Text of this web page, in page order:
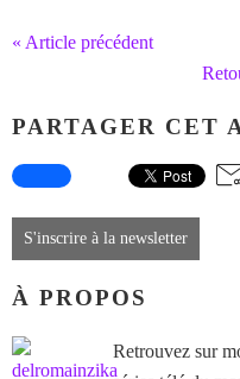
« Article précédent
PARTAGER CET
S'inscrire à la newsletter
À PROPOS
Retrouvez sur